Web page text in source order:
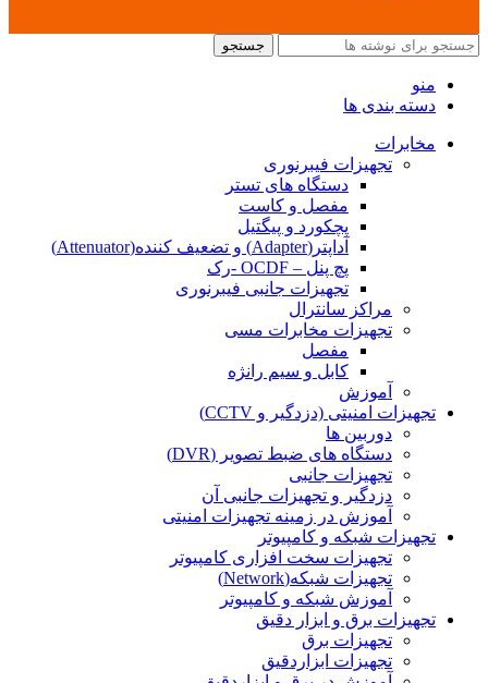
جستجو
منو
دسته بندی ها
مخابرات
تجهیزات فیبرنوری
دستگاه های تستر
مفصل و کاست
پچکورد و پیگتیل
آداپتر(Adapter) و تضعیف کننده(Attenuator)
پچ پنل – OCDF -رک
تجهیزات جانبی فیبرنوری
مراکز سانترال
تجهیزات مخابرات مسی
مفصل
کابل و سیم رانژه
آموزش
تجهیزات امنیتی (دزدگیر و CCTV)
دوربین ها
دستگاه های ضبط تصویر (DVR)
تجهیزات جانبی
دزدگیر و تجهیزات جانبی آن
آموزش در زمینه تجهیزات امنیتی
تجهیزات شبکه و کامپیوتر
تجهیزات سخت افزاری کامپیوتر
تجهیزات شبکه(Network)
آموزش شبکه و کامپیوتر
تجهیزات برق و ابزار دقیق
تجهیزات برق
تجهیزات ابزاردقیق